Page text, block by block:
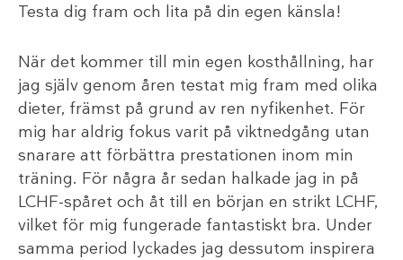
Testa dig fram och lita på din egen känsla!
När det kommer till min egen kosthållning, har
jag själv genom åren testat mig fram med olika
dieter, främst på grund av ren nyfikenhet. För
mig har aldrig fokus varit på viktnedgång utan
snarare att förbättra prestationen inom min
träning. För några år sedan halkade jag in på
LCHF-spåret och åt till en början en strikt LCHF,
vilket för mig fungerade fantastiskt bra. Under
samma period lyckades jag dessutom inspirera